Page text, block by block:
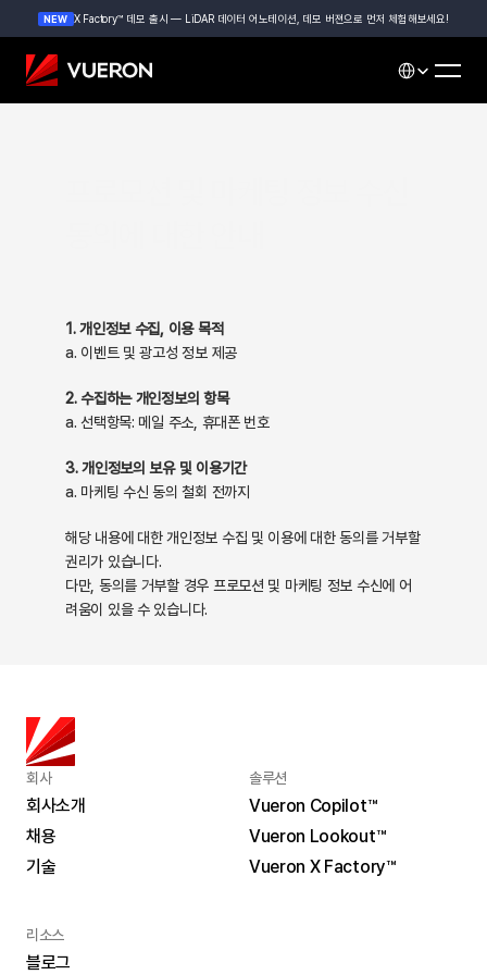
NEW X Factory™ 데모 출시 — LiDAR 데이터 어노테이션, 데모 버젼으로 먼저 체험해보세요!
Select
1. 개인정보 수집, 이용 목적
a. 이벤트 및 광고성 정보 제공
2. 수집하는 개인정보의 항목
a. 선택항목: 메일 주소, 휴대폰 번호
3. 개인정보의 보유 및 이용기간
a. 마케팅 수신 동의 철회 전까지
해당 내용에 대한 개인정보 수집 및 이용에 대한 동의를 거부할
권리가 있습니다.
다만, 동의를 거부할 경우 프로모션 및 마케팅 정보 수신에 어
려움이 있을 수 있습니다.
회사
회사소개
회사소개
채용
채용
기술
솔루션
Vueron Copilot™
Vueron Copilot™
Vueron Lookout™
Vueron Lookout™
Vueron X Factory™
리소스
블로그